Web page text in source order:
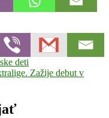
deti
Zažije debut v